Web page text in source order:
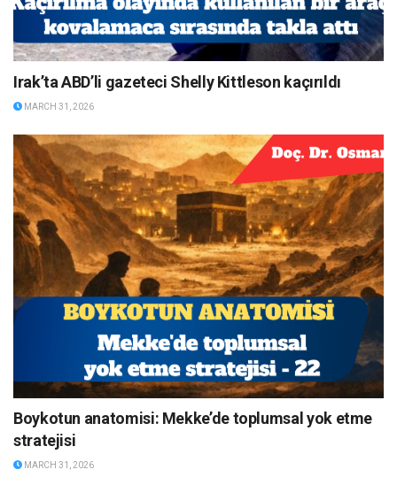
Irak’ta ABD’li gazeteci Shelly Kittleson kaçırıldı
MARCH 31, 2026
Boykotun anatomisi: Mekke’de toplumsal yok etme
stratejisi
MARCH 31, 2026